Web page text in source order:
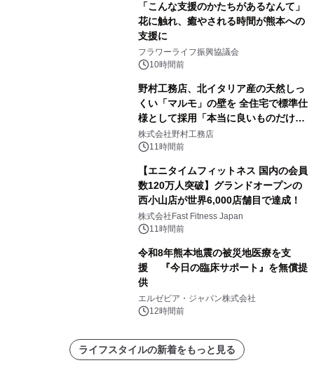
「こんな支援のかたちがあるなんて」
花に触れ、癒やされる時間が熊本への
支援に
フラワーライフ振興協議会
10時間前
野村工務店、北イタリア産の天然しっ
くい「マルモ」の壁を 全住宅で標準仕
様として採用「本当に良いものだけに
こだわる」
株式会社野村工務店
11時間前
【エニタイムフィットネス 国内の会員
数120万人突破】グランドオープンの
西小山店が世界6,000店舗目で達成！
株式会社Fast Fitness Japan
11時間前
令和8年熊本地震の被災地医療を支
援 『今日の臨床サポート』を無償提
供
エルゼビア・ジャパン株式会社
12時間前
ライフスタイルの新着をもっと見る